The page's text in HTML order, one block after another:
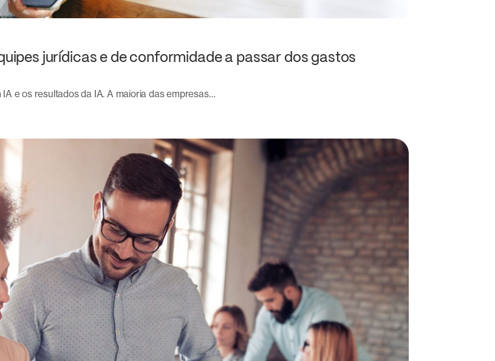
jurídicas e de conformidade a passar dos gastos
e os resultados da IA. A maioria das empresas…